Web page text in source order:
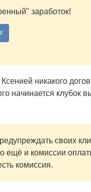
заработок!
никакого
начинается клубок
своих
ещё и комиссии
комиссия.